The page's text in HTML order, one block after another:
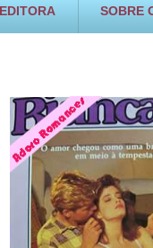
EDITORA SOBRE